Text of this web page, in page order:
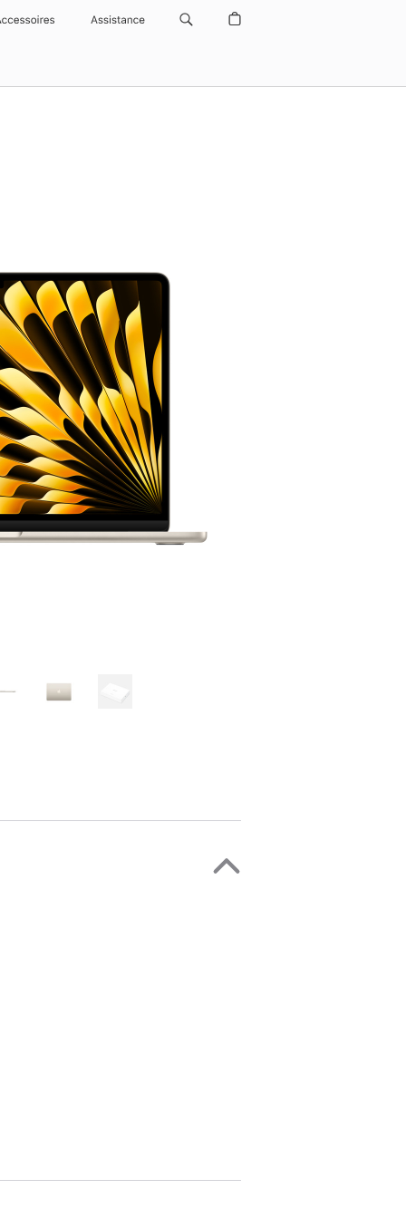
Assistance